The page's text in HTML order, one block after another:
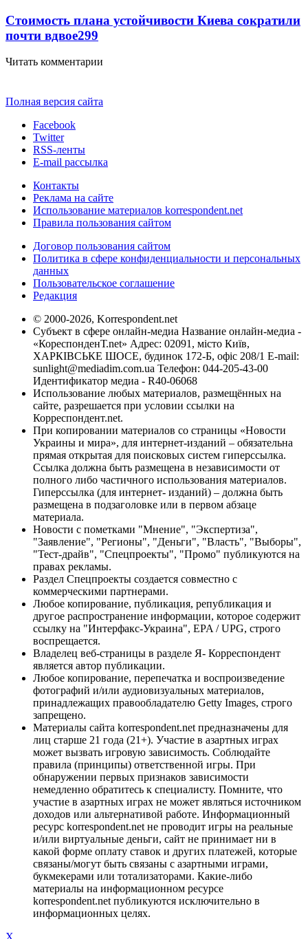
Стоимость плана устойчивости Киева сократили
почти вдвое299
Читать комментарии
Полная версия сайта
Facebook
Twitter
RSS-ленты
E-mail рассылка
Контакты
Реклама на сайте
Использование материалов korrespondent.net
Правила пользования сайтом
Договор пользования сайтом
Политика в сфере конфиденциальности и персональных
данных
Пользовательское соглашение
Редакция
© 2000-2026, Korrespondent.net
Субъект в сфере онлайн-медиа Название онлайн-медиа -
«КореспонденТ.net» Адрес: 02091, місто Київ,
ХАРКІВСЬКЕ ШОСЕ, будинок 172-Б, офіс 208/1 E-mail:
sunlight@mediadim.com.ua Телефон: 044-205-43-00
Идентификатор медиа - R40-06068
Использование любых материалов, размещённых на
сайте, разрешается при условии ссылки на
Корреспондент.net.
При копировании материалов со страницы «Новости
Украины и мира», для интернет-изданий – обязательна
прямая открытая для поисковых систем гиперссылка.
Ссылка должна быть размещена в независимости от
полного либо частичного использования материалов.
Гиперссылка (для интернет- изданий) – должна быть
размещена в подзаголовке или в первом абзаце
материала.
Новости с пометками "Мнение", "Экспертиза",
"Заявление", "Регионы", "Деньги", "Власть", "Выборы",
"Тест-драйв", "Спецпроекты", "Промо" публикуются на
правах рекламы.
Раздел Спецпроекты создается совместно с
коммерческими партнерами.
Любое копирование, публикация, републикация и
другое распространение информации, которое содержит
ссылку на "Интерфакс-Украина", EPA / UPG, строго
воспрещается.
Владелец веб-страницы в разделе Я- Корреспондент
является автор публикации.
Любое копирование, перепечатка и воспроизведение
фотографий и/или аудиовизуальных материалов,
принадлежащих правообладателю Getty Images, строго
запрещено.
Материалы сайта korrespondent.net предназначены для
лиц старше 21 года (21+). Участие в азартных играх
может вызвать игровую зависимость. Соблюдайте
правила (принципы) ответственной игры. При
обнаружении первых признаков зависимости
немедленно обратитесь к специалисту. Помните, что
участие в азартных играх не может являться источником
доходов или альтернативой работе. Информационный
ресурс korrespondent.net не проводит игры на реальные
и/или виртуальные деньги, сайт не принимает ни в
какой форме оплату ставок и других платежей, которые
связаны/могут быть связаны с азартными играми,
букмекерами или тотализаторами. Какие-либо
материалы на информационном ресурсе
korrespondent.net публикуются исключительно в
информационных целях.